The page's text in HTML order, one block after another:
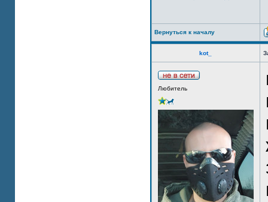
Вернуться к началу
kot_
Любитель